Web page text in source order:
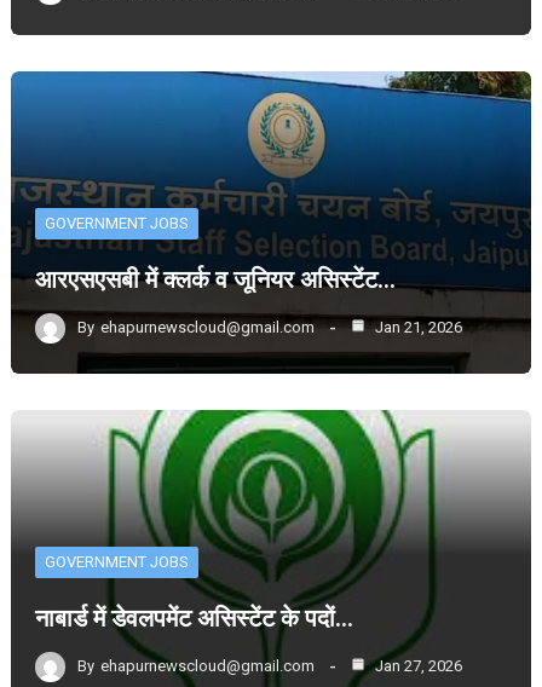
GOVERNMENT JOBS
आरएसएसबी में क्लर्क व जूनियर असिस्टेंट…
By ehapurnewscloud@gmail.com Jan 21, 2026
GOVERNMENT JOBS
नाबार्ड में डेवलपमेंट असिस्टेंट के पदों…
By ehapurnewscloud@gmail.com Jan 27, 2026